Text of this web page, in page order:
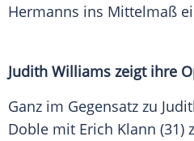
Hermanns ins Mittelmaß
Judith Williams zeigt ihre
Ganz im Gegensatz zu
Doble mit Erich Klann (31)